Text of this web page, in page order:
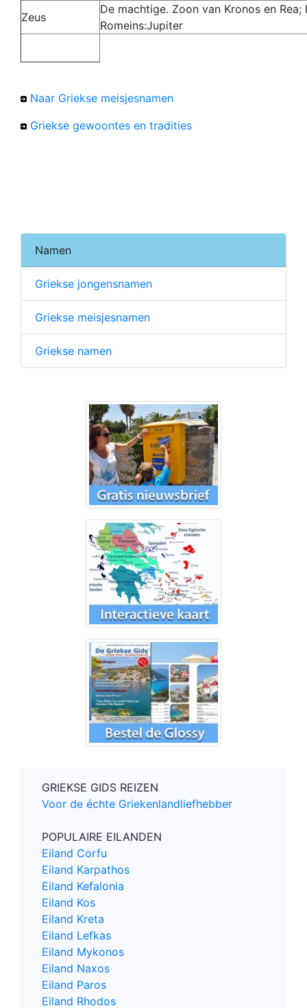
Zeus
De machtige. Zoon van Kronos en Rea;
Romeins:Jupiter
Naar Griekse meisjesnamen
Griekse gewoontes en tradities
Namen
Griekse jongensnamen
Griekse meisjesnamen
Griekse namen
GRIEKSE GIDS REIZEN
Voor de échte Griekenlandliefhebber
POPULAIRE EILANDEN
Eiland Corfu
Eiland Karpathos
Eiland Kefalonia
Eiland Kos
Eiland Kreta
Eiland Lefkas
Eiland Mykonos
Eiland Naxos
Eiland Paros
Eiland Rhodos